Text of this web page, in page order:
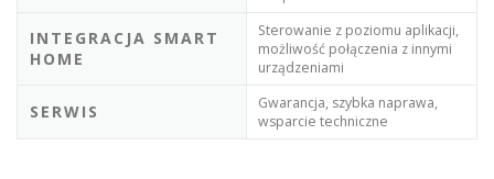
INTEGRACJA SMART
HOME
Sterowanie z poziomu aplikacji,
możliwość połączenia z innymi
urządzeniami
SERWIS
Gwarancja, szybka naprawa,
wsparcie techniczne